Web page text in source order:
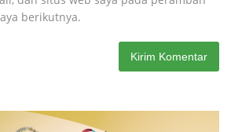
berikutnya.